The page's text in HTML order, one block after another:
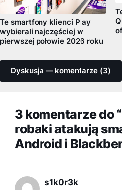
Te smartfony klienci Play
wybierali najczęściej w
pierwszej połowie 2026 roku
Dyskusja — komentarze (3)
3 komentarze do
robaki atakują
Android i
s1k0r3k